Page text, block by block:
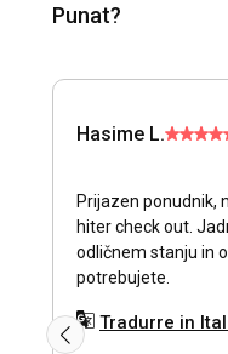
Punat?
Hasime L.
Prijazen ponudnik,
hiter check out.
odličnem stanju in
potrebujete.
Tradurre in